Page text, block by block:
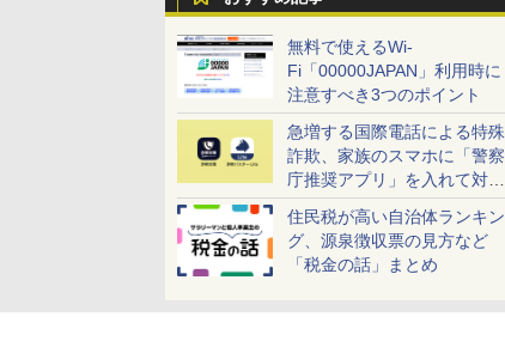
無料で使えるWi-
Fi「00000JAPAN」利用時に
注意すべき3つのポイント
急増する国際電話による特殊
詐欺、家族のスマホに「警察
庁推奨アプリ」を入れて対策
しよう！
住民税が高い自治体ランキン
グ、源泉徴収票の見方など
「税金の話」まとめ